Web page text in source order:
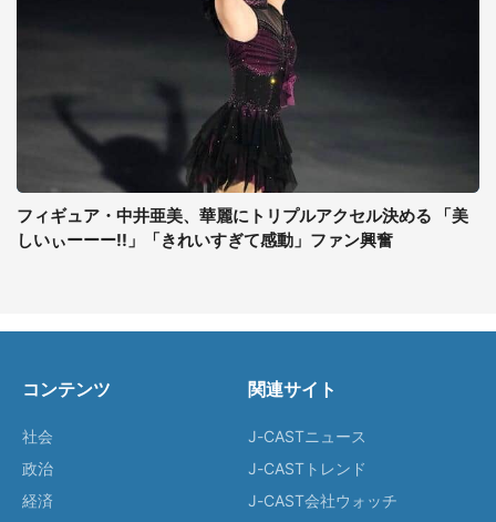
フィギュア・中井亜美、華麗にトリプルアクセル決める 「美
しいぃーーー!!」「きれいすぎて感動」ファン興奮
コンテンツ
社会
政治
経済
関連サイト
J-CASTニュース
J-CASTトレンド
J-CAST会社ウォッチ